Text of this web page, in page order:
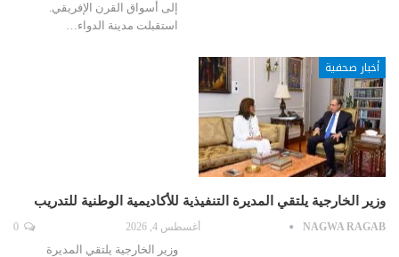
إلى أسواق القرن الإفريقي.
استقبلت مدينة الدواء…
أخبار صحفية
وزير الخارجية يلتقي المديرة التنفيذية للأكاديمية الوطنية للتدريب
NAGWA RAGAB أغسطس 4, 2026
وزير الخارجية يلتقي المديرة